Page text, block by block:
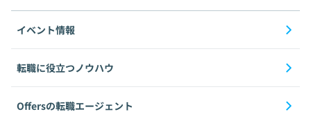
イベント情報
転職に役立つノウハウ
Offersの転職エージェント